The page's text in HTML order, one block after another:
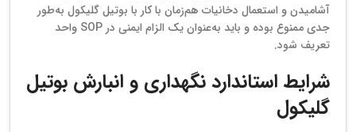
آشامیدن و استعمال دخانیات هم‌زمان با کار با بوتیل گلیکول به‌طور
جدی ممنوع بوده و باید به‌عنوان یک الزام ایمنی در SOP واحد
تعریف شود.
شرایط استاندارد نگهداری و انبارش بوتیل
گلیکول